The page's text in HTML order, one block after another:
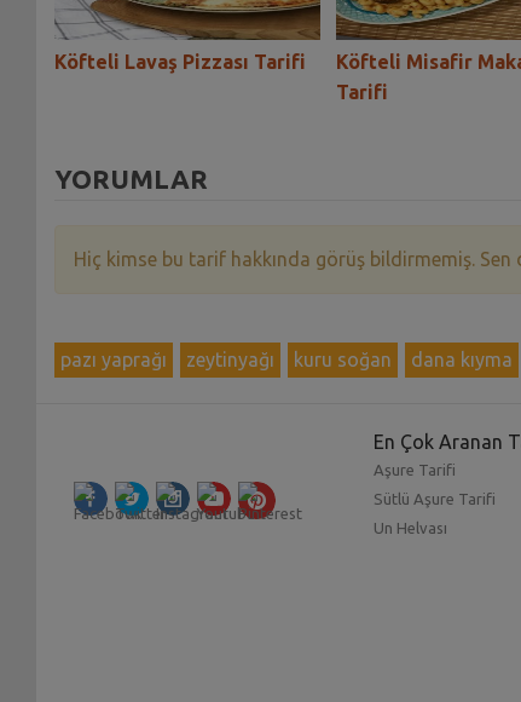
Köfteli Lavaş Pizzası Tarifi
Köfteli Misafir
Tarifi
YORUMLAR
Hiç kimse bu tarif hakkında görüş bildirmemiş.
pazı yaprağı zeytinyağı kuru soğan dana kıyma
En Çok Aranan
Aşure Tarifi
Sütlü Aşure Tarifi
Un Helvası